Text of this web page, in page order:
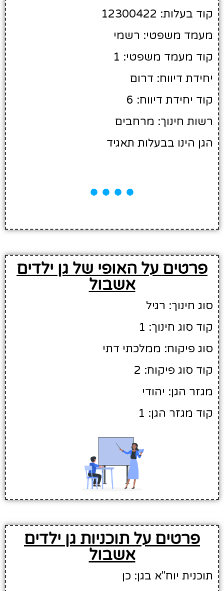
קוד בעלות: 12300422
מעמד משפטי: רשמי
קוד מעמד משפטי: 1
יחידת דיווח: דרום
קוד יחידת דיווח: 6
רשות חינוך: מרחבים
הגן הינו בבעלות תאגיד
פרטים על האופי של גן ילדים
אשבול
סוג חינוך: רגיל
קוד סוג חינוך: 1
סוג פיקוח: ממלכתי דתי
קוד סוג פיקוח: 2
מגזר הגן: יהודי
קוד מגזר הגן: 1
פרטים על תוכניות גן ילדים
אשבול
תוכנית יוח"א בגן: כן